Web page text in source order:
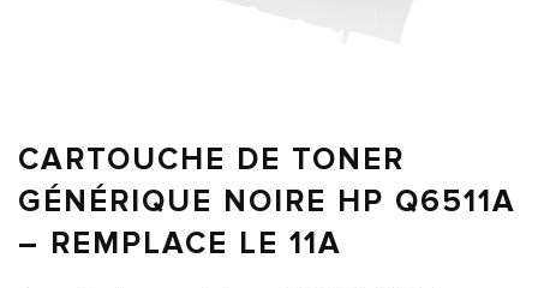
CARTOUCHE DE TONER
GÉNÉRIQUE NOIRE HP Q6511A
– REMPLACE LE 11A